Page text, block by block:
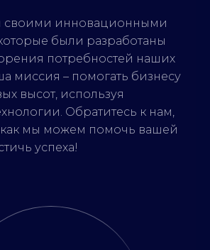
своими инновационными
были разработаны
потребностей наших
миссия – помогать бизнесу
высот, используя
Обратитесь к нам,
как мы можем помочь вашей
успеха!